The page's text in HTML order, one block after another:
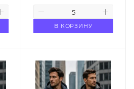
В КОРЗИНУ